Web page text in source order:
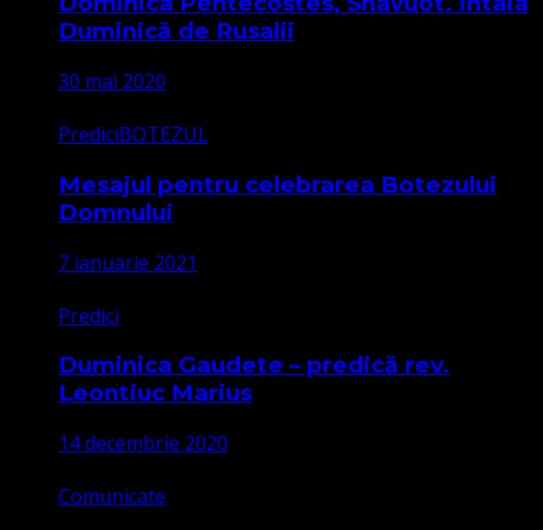
Duminică de Rusalii
30 mai 2020
PrediciBOTEZUL
Mesajul pentru celebrarea Botezului
Domnului
7 ianuarie 2021
Predici
Duminica Gaudete – predică rev.
Leontiuc Marius
14 decembrie 2020
Comunicate